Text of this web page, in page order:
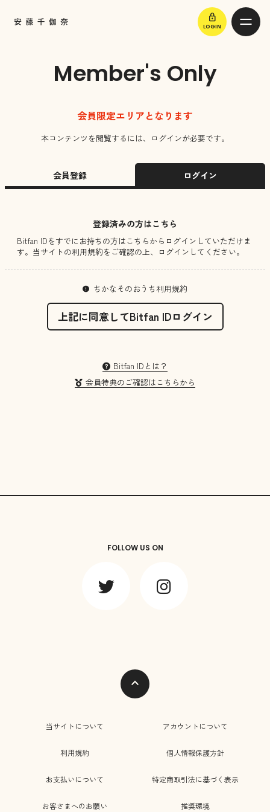
lock
LOGIN
Member's Only
会員限定エリアとなります
本コンテンツを閲覧するには、ログインが必要です。
会員登録 ログイン
登録済みの方はこちら
Bitfan IDをすでにお持ちの方はこちらからログインしていただけま
す。 当サイトの利用規約をご確認の上、ログインしてください。
ちかなそのおうち利用規約
上記に同意してBitfan IDログイン
Bitfan IDとは？
会員特典のご確認はこちらから
FOLLOW US ON
expand_less
当サイトについて アカウントについて
利用規約 個人情報保護方針
お支払いについて 特定商取引法に基づく表示
お客さまへのお願い 推奨環境